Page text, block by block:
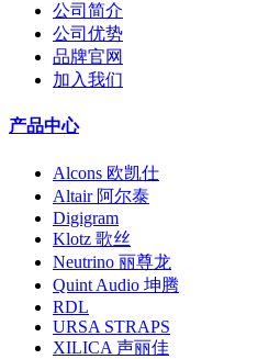
公司简介
公司优势
品牌官网
加入我们
产品中心
Alcons 欧凯仕
Altair 阿尔泰
Digigram
Klotz 歌丝
Neutrino 丽尊龙
Quint Audio 坤腾
RDL
URSA STRAPS
XILICA 声丽佳